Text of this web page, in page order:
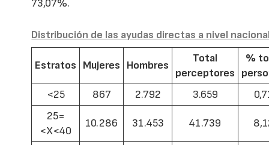
73,07%.
Distribución de las ayudas directas a nivel
Estratos Mujeres Hombres
Total
perceptores
%
<25
867 2.792 3.659
25=
<X<40
10.286 31.453 41.739